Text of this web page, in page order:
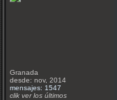
Granada
desde: nov, 2014
mensajes: 1547
clik ver los últimos